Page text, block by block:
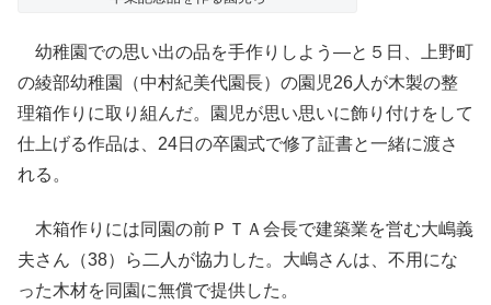
幼稚園での思い出の品を手作りしよう―と５日、上野町
の綾部幼稚園（中村紀美代園長）の園児26人が木製の整
理箱作りに取り組んだ。園児が思い思いに飾り付けをして
仕上げる作品は、24日の卒園式で修了証書と一緒に渡さ
れる。
木箱作りには同園の前ＰＴＡ会長で建築業を営む大嶋義
夫さん（38）ら二人が協力した。大嶋さんは、不用にな
った木材を同園に無償で提供した。